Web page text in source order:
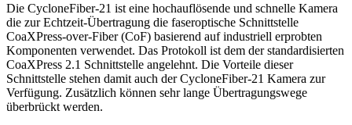
Die CycloneFiber-21 ist eine hochauflösende und schnelle Kamera
die zur Echtzeit-Übertragung die faseroptische Schnittstelle
CoaXPress-over-Fiber (CoF) basierend auf industriell erprobten
Komponenten verwendet. Das Protokoll ist dem der standardisierten
CoaXPress 2.1 Schnittstelle angelehnt. Die Vorteile dieser
Schnittstelle stehen damit auch der CycloneFiber-21 Kamera zur
Verfügung. Zusätzlich können sehr lange Übertragungswege
überbrückt werden.